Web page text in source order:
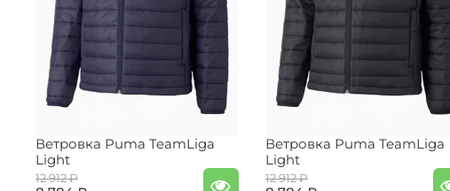
Ветровка Puma TeamLiga
Light
12 912 ₽
Ветровка Puma TeamLiga
Light
12 912 ₽